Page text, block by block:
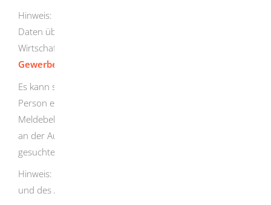
Hinweis: Das Melderegister der Gemeinden enthält nur
Daten über Privatpersonen. Auskünfte über Firmen oder
Wirtschaftsunternehmen erhalten Sie aus dem
Gewerberegister
Es kann sein, dass die Daten der von Ihnen gesuchten
Person einer Auskunftssperre unterliegen. Die
Meldebehörde prüft dann im Einzelfall, ob Ihr Interesse
an der Auskunft das Geheimhaltungsinteresse der
gesuchten Person überwiegt.
Hinweis: Die Daten dürfen nicht für Zwecke der Werbung
und des Adresshandels genutzt werden.